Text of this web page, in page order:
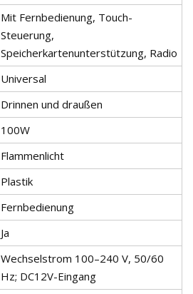
Mit Fernbedienung, Touch-
Steuerung,
Speicherkartenunterstützung, Radio
Universal
Drinnen und draußen
100W
Flammenlicht
Plastik
Fernbedienung
Ja
Wechselstrom 100–240 V, 50/60
Hz; DC12V-Eingang